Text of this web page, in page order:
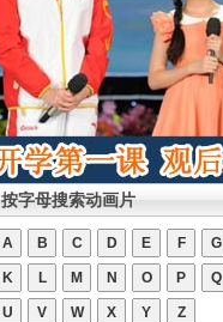
按字母搜索动画片
A B C D E F G
K L M N O P Q
U V W X Y Z